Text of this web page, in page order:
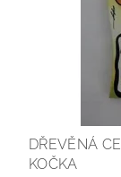
DŘEVĚNÁ
KOČKA